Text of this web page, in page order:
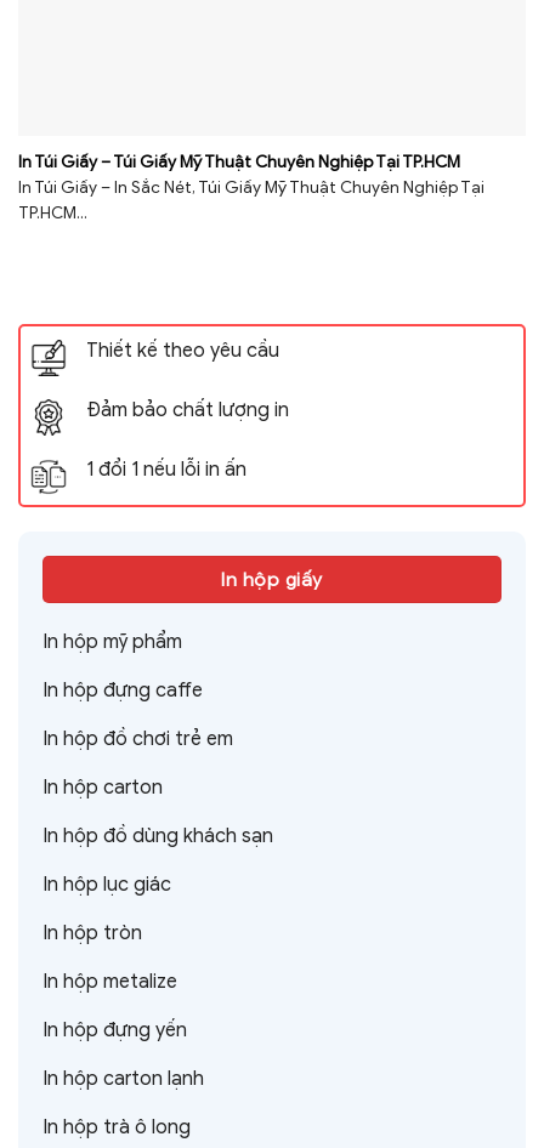
In Túi Giấy – Túi Giấy Mỹ Thuật Chuyên Nghiệp Tại TP.HCM
In Túi Giấy – In Sắc Nét, Túi Giấy Mỹ Thuật Chuyên Nghiệp Tại
TP.HCM...
Thiết kế theo yêu cầu
Đảm bảo chất lượng in
1 đổi 1 nếu lỗi in ấn
In hộp giấy
In hộp mỹ phẩm
In hộp đựng caffe
In hộp đồ chơi trẻ em
In hộp carton
In hộp đồ dùng khách sạn
In hộp lục giác
In hộp tròn
In hộp metalize
In hộp đựng yến
In hộp carton lạnh
In hộp trà ô long